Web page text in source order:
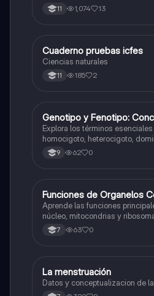
11 1,074 13
Biologia
Cuaderno pruebas icfes
Ciencias naturales
11 185 2
GBiologia
Genotipo y Fenotipo:
Explora los términos
homocigoto, heterocigoto,
9 62 0
FBiologia
Funciones de Organelos
Aprende las funciones
núcleo, mitocondrias y
7 63 0
Biologia
La menstruación
Datos y conceptualizacion de